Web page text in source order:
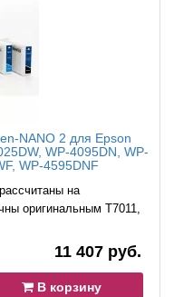
NANO 2 для Epson
WP-4095DN, WP-
WP-4595DNF
на
оригинальным Т7011,
11 407 руб.
В корзину